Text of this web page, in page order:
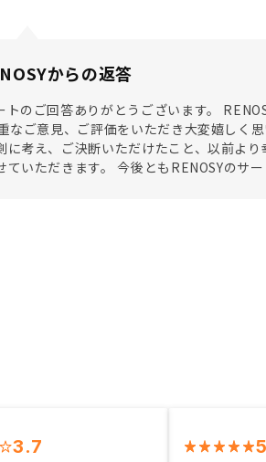
からの返答
トのご回答ありがとうございます。
なご意見、ご評価をいただき大変嬉しく
に考え、ご決断いただけたこと、以前よ
ていただきます。 今後ともRENOSYのサ
3.7